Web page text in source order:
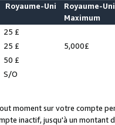
Royaume-Uni
Royaume-Uni
Maximum
25 £
25 £
5,000£
50 £
S/O
moment sur votre compte
inactif, jusqu'à un montant